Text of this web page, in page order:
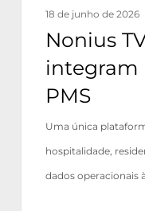
18 de junho de 2026
Nonius
integram
PMS
Uma única
hospitalidade,
dados operacionais